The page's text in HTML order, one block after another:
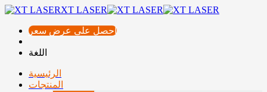
XT LASER
احصل على عرض سعر
اللغة
الرئيسية
المنتجات